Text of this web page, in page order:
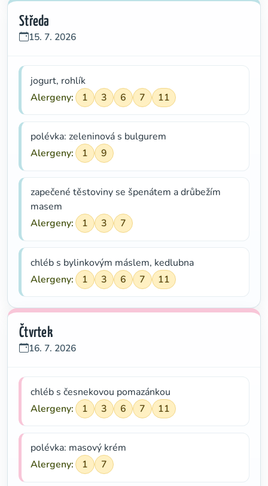
Středa
15. 7. 2026
jogurt, rohlík
Alergeny:
1 3 6 7 11
polévka: zeleninová s bulgurem
Alergeny:
1 9
zapečené těstoviny se špenátem a drůbežím
masem
Alergeny:
1 3 7
chléb s bylinkovým máslem, kedlubna
Alergeny:
1 3 6 7 11
Čtvrtek
16. 7. 2026
chléb s česnekovou pomazánkou
Alergeny:
1 3 6 7 11
polévka: masový krém
Alergeny:
1 7